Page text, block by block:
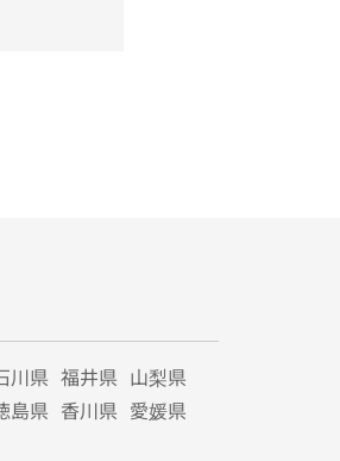
川県 福井県 山梨県
島県 香川県 愛媛県